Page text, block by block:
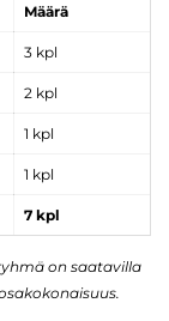
Määrä
3 kpl
2 kpl
1 kpl
1 kpl
7 kpl
on saatavilla